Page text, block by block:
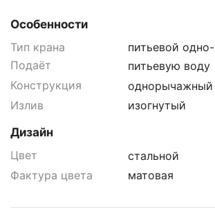
Особенности
Тип крана
питьевой
Подаёт
питьевую воду
Конструкция
однорычажный
Излив
изогнутый
Дизайн
Цвет
стальной
Фактура цвета
матовая